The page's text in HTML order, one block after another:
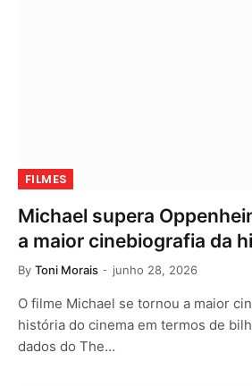
FILMES
Michael supera
a maior cinebiografia da
By Toni Morais junho 28, 2026
O filme Michael se tornou a maior
história do cinema em termos de
dados do The…